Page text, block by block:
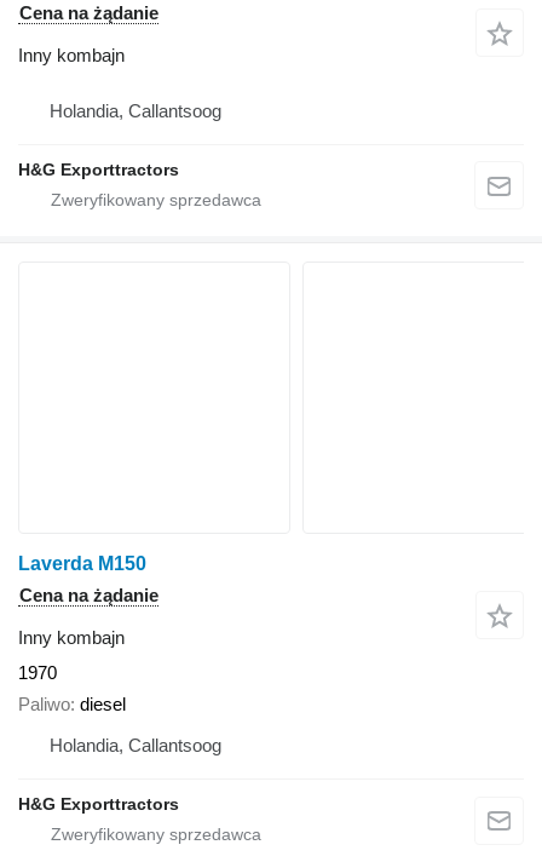
Cena na żądanie
Inny kombajn
Holandia, Callantsoog
H&G Exporttractors
Laverda M150
Cena na żądanie
Inny kombajn
1970
Paliwo diesel
Holandia, Callantsoog
H&G Exporttractors